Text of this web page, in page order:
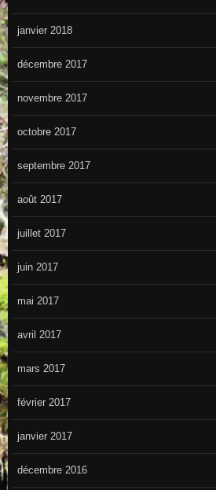
janvier 2018
décembre 2017
novembre 2017
octobre 2017
septembre 2017
août 2017
juillet 2017
juin 2017
mai 2017
avril 2017
mars 2017
février 2017
janvier 2017
décembre 2016